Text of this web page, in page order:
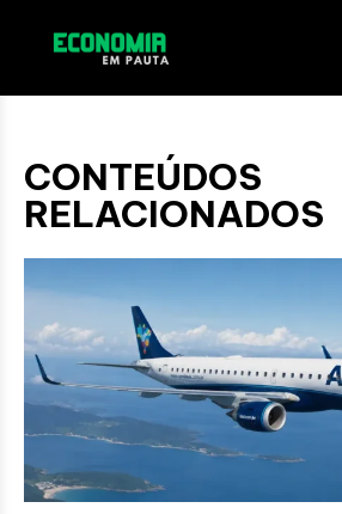
CONTEÚDOS
RELACIONADOS